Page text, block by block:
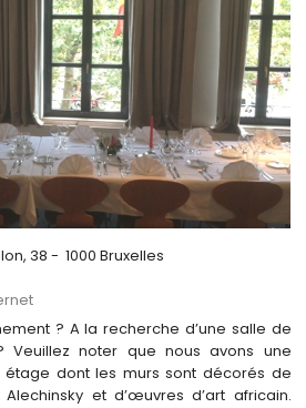
38 - 1000 Bruxelles
? A la recherche d’une salle de
Veuillez noter que nous avons une
étage dont les murs sont décorés de
et d’œuvres d’art africain.